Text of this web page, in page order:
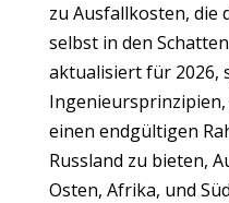
zu Ausfallkosten, die
selbst in den
aktualisiert für 2026,
einen endgültigen
Russland zu bieten,
Osten, Afrika, und